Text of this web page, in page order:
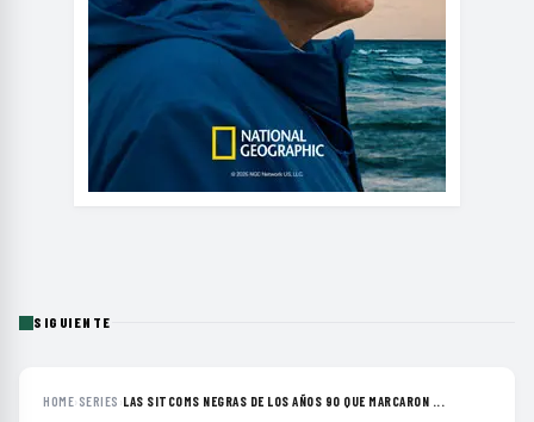
SIGUIENTE
HOME› SERIES ›LAS SITCOMS NEGRAS DE LOS AÑOS 90 QUE MARCARON ...